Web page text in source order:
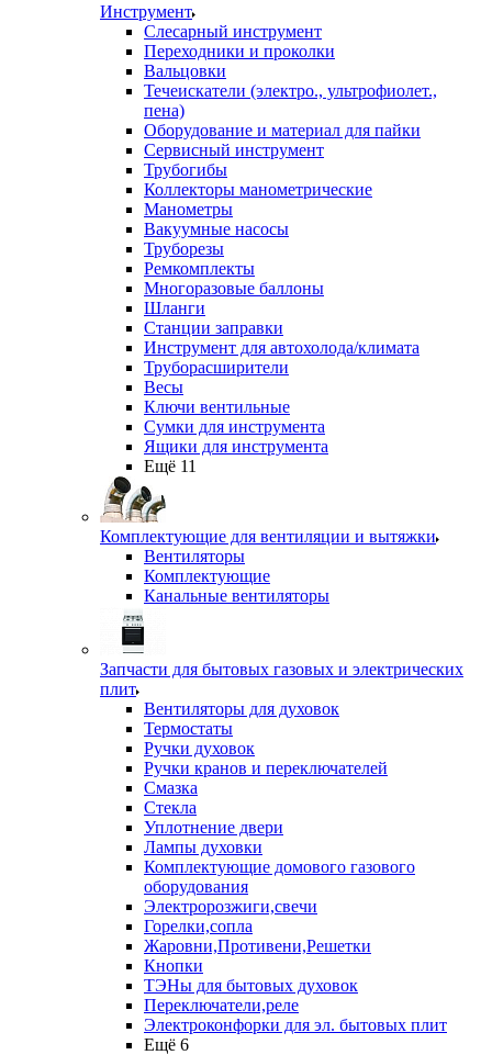
Инструмент
Слесарный инструмент
Переходники и проколки
Вальцовки
Течеискатели (электро., ультрофиолет.,
пена)
Оборудование и материал для пайки
Сервисный инструмент
Трубогибы
Коллекторы манометрические
Манометры
Вакуумные насосы
Труборезы
Ремкомплекты
Многоразовые баллоны
Шланги
Станции заправки
Инструмент для автохолода/климата
Труборасширители
Весы
Ключи вентильные
Сумки для инструмента
Ящики для инструмента
Ещё 11
Комплектующие для вентиляции и вытяжки
Вентиляторы
Комплектующие
Канальные вентиляторы
Запчасти для бытовых газовых и электрических
плит
Вентиляторы для духовок
Термостаты
Ручки духовок
Ручки кранов и переключателей
Смазка
Стекла
Уплотнение двери
Лампы духовки
Комплектующие домового газового
оборудования
Электророзжиги,свечи
Горелки,сопла
Жаровни,Противени,Решетки
Кнопки
ТЭНы для бытовых духовок
Переключатели,реле
Электроконфорки для эл. бытовых плит
Ещё 6